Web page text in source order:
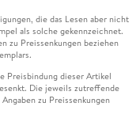
die das Lesen aber nicht
als solche gekennzeichnet.
zu Preissenkungen beziehen
Preisbindung dieser Artikel
Die jeweils zutreffende
zu Preissenkungen